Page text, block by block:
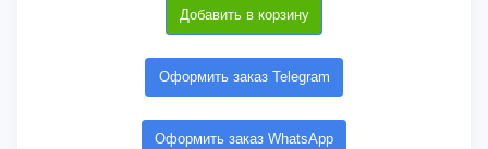
Добавить в корзину
Оформить заказ Telegram
Оформить заказ WhatsApp